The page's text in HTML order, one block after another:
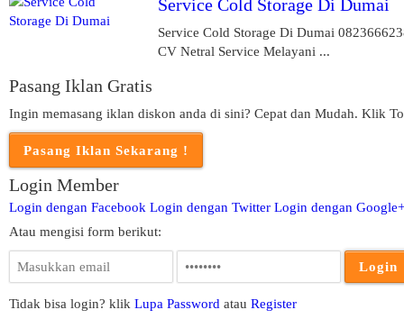
Service Cold Storage Di Dumai
Service Cold Storage Di Dumai
CV Netral Service Melayani ...
Pasang Iklan Gratis
Ingin memasang iklan diskon anda di sini? Cepat dan Mudah. Klik
Login Member
Login dengan Facebook Login dengan Twitter Login dengan Google+
Atau mengisi form berikut:
Tidak bisa login? klik Lupa Password atau Register